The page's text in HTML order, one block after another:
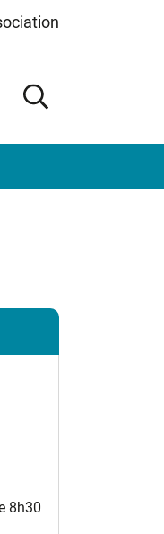
AFFICHER
dans un nouvel
8h30